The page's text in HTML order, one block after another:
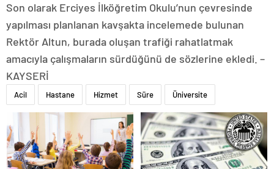
Son olarak Erciyes İlköğretim Okulu’nun çevresinde
yapılması planlanan kavşakta incelemede bulunan
Rektör Altun, burada oluşan trafiği rahatlatmak
amacıyla çalışmaların sürdüğünü de sözlerine ekledi. –
KAYSERİ
Acil Hastane Hizmet Süre Üniversite